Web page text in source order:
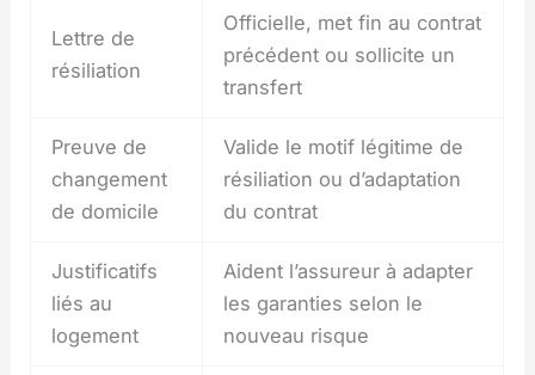
Lettre de
résiliation
Officielle, met fin au contrat
précédent ou sollicite un
transfert
Preuve de
changement
de domicile
Valide le motif légitime de
résiliation ou d’adaptation
du contrat
Justificatifs
liés au
logement
Aident l’assureur à adapter
les garanties selon le
nouveau risque